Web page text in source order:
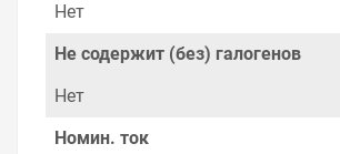
поставщиками, продаем товар от давно
Быстрая доставка в любой город –
вариантов, вы всегда можете выбрать
, можно получить в пункте выдачи, или
Нет
Не содержит (без) галогенов
Нет
Номин. ток